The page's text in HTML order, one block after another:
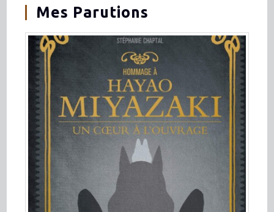
Mes Parutions